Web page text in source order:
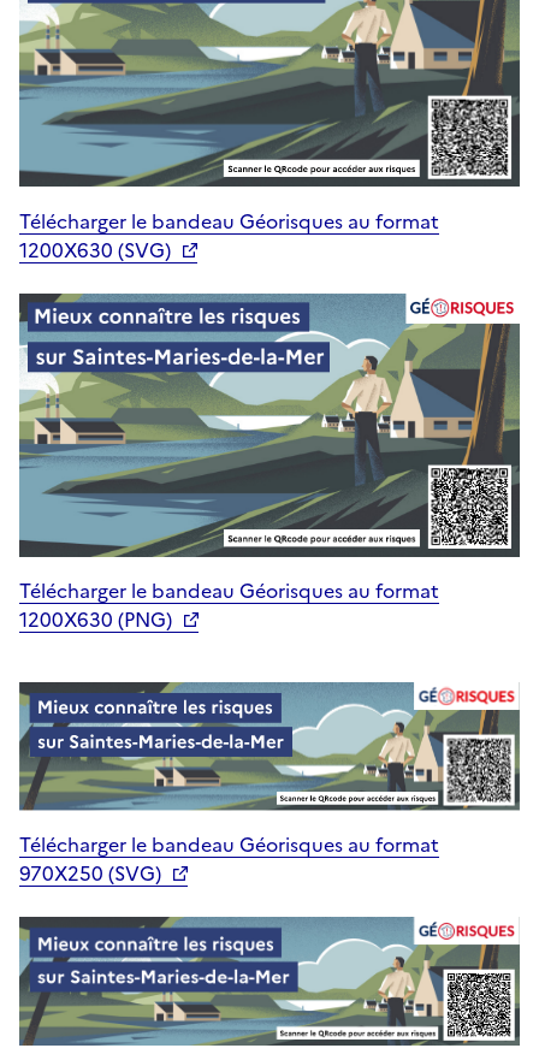
Télécharger le bandeau Géorisques au format
1200X630 (SVG)
Télécharger le bandeau Géorisques au format
1200X630 (PNG)
Télécharger le bandeau Géorisques au format
970X250 (SVG)